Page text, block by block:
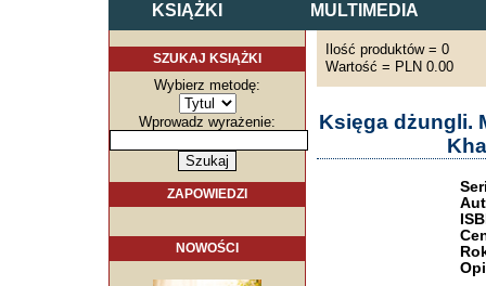
KSIĄŻKI MULTIMEDIA
SZUKAJ KSIĄŻKI
Wybierz metodę:
Wprowadz wyrażenie:
ZAPOWIEDZI
NOWOŚCI
Ilość produktów = 0
Wartość = PLN 0.00
Księga dżungli.